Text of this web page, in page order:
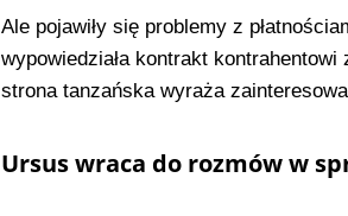
Ale pojawiły się problemy z
wypowiedziała kontrakt
strona tanzańska wyraża
Ursus wraca do rozmów w